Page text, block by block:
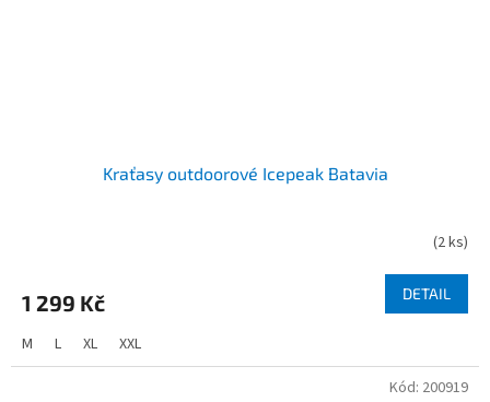
Kraťasy outdoorové Icepeak Batavia
(2 ks)
1 299 Kč DETAIL
M L XL XXL
Kód: 200919